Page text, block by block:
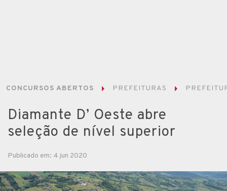
CONCURSOS ABERTOS PREFEITURAS
Diamante D’ Oeste abre
seleção de nível superior
Publicado em: 4 jun 2020